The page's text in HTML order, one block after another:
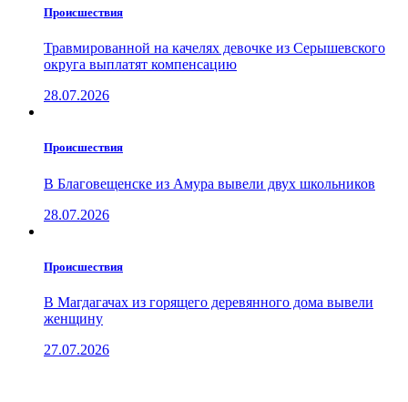
Проиcшествия
Травмированной на качелях девочке из Серышевского
округа выплатят компенсацию
28.07.2026
Проиcшествия
В Благовещенске из Амура вывели двух школьников
28.07.2026
Проиcшествия
В Магдагачах из горящего деревянного дома вывели
женщину
27.07.2026